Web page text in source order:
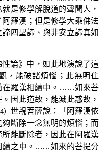
是修學解脫道的聲聞人，
羅漢；但是修學大乘佛法
四聖諦、與非安立諦真如
論》中，如此地演說了這
，能破諸煩惱；此無明住
在羅漢相續中。……如來菩
因此道故，能滅此惑故，
） 世親菩薩說：「阿羅漢依
斷除一念無明的煩惱；而
能斷除者，因此在阿羅漢
續之中。……如來的菩提分